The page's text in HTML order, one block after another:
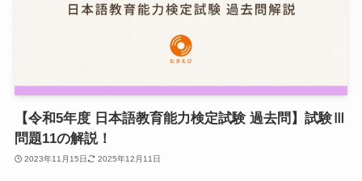
【令和5年度 日本語教育能力検定試験 過去問】試験Ⅲ
問題11の解説！
2023年11月15日 2025年12月11日